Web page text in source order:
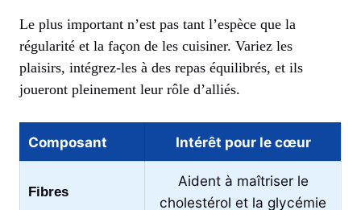
Le plus important n’est pas tant l’espèce que la
régularité et la façon de les cuisiner. Variez les
plaisirs, intégrez-les à des repas équilibrés, et ils
joueront pleinement leur rôle d’alliés.
Composant Intérêt pour le cœur
Fibres
Aident à maîtriser le
cholestérol et la glycémie